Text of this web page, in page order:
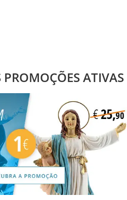
PROMOÇÕES ATIVAS